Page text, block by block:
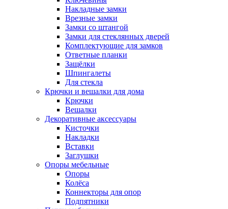
Накладные замки
Врезные замки
Замки со штангой
Замки для стеклянных дверей
Комплектующие для замков
Ответные планки
Защёлки
Шпингалеты
Для стекла
Крючки и вешалки для дома
Крючки
Вешалки
Декоративные аксессуары
Кисточки
Накладки
Вставки
Заглушки
Опоры мебельные
Опоры
Колёса
Коннекторы для опор
Подпятники